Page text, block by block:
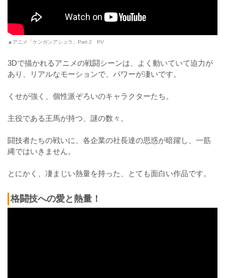
▲アニメ「ケンガンアシュラ」Part 2 PV
3Dで描かれるアニメの戦闘シーンは、よく動いていて迫力が
あり、リアルなモーションで、パワーが凄いです。
くせが強く、個性派ぞろいのキャラクターたち。
主役である王馬が持つ、謎の数々。
闘技者たちの戦いに、各企業の社長達の思惑が暗躍し、一筋
縄ではいきません。
とにかく、凄まじい熱量を持った、とても面白い作品です。
格闘技への愛と熱量！